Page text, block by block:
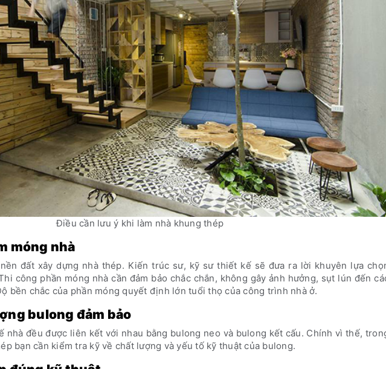
Điều cần lưu ý khi làm nhà khung thép
móng nhà
đất xây dựng nhà thép. Kiến trúc sư, kỹ sư thiết kế sẽ đưa ra lời khuyên lựa
công phần móng nhà cần đảm bảo chắc chắn, không gây ảnh hưởng, sụt lún đến
bền chắc của phần móng quyết định lớn tuổi thọ của công trình nhà ở.
bulong đảm bảo
nhà đều được liên kết với nhau bằng bulong neo và bulong kết cấu. Chính vì thế,
bạn cần kiểm tra kỹ về chất lượng và yếu tố kỹ thuật của bulong.